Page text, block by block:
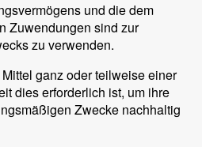
und die dem
Zuwendungen sind zur
zu verwenden.
ganz oder teilweise einer
dies erforderlich ist, um ihre
Zwecke nachhaltig